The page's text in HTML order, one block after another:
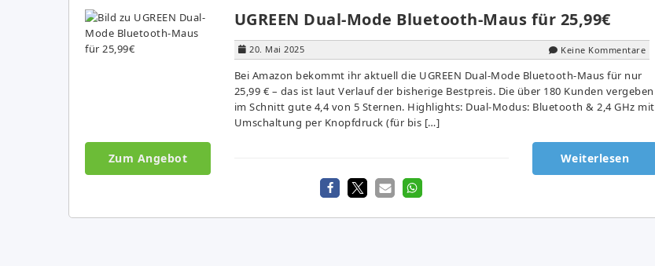
UGREEN Dual-Mode Bluetooth-Maus für 25,99€
20. Mai 2025 Keine Kommentare
Bei Amazon bekommt ihr aktuell die UGREEN Dual-Mode Bluetooth-Maus für nur
25,99 € – das ist laut Verlauf der bisherige Bestpreis. Die über 180 Kunden vergeben
im Schnitt gute 4,4 von 5 Sternen. Highlights: Dual-Modus: Bluetooth & 2,4 GHz mit
Umschaltung per Knopfdruck (für bis […]
Zum Angebot Weiterlesen